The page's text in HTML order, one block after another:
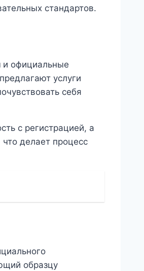
стандартов.
и официальные
услуги
себя
с регистрацией, а
делает процесс
образцу